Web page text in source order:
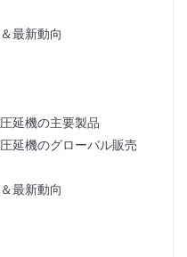
最新動向
延機の主要製品
機のグローバル販売
最新動向